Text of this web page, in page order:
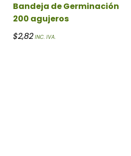
Bandeja de Germinación
200 agujeros
$2,82 INC. IVA.